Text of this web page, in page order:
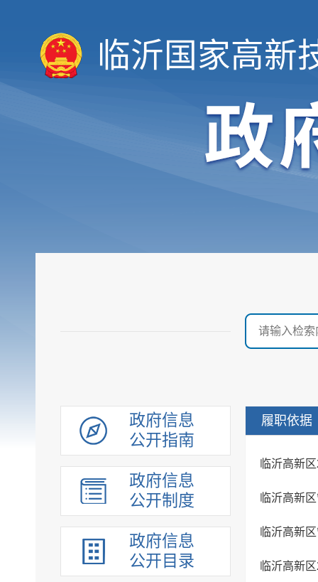
临沂国家高新
政府信息
公开指南
政府信息
公开制度
政府信息
公开目录
履职依据
临沂高新
临沂高新